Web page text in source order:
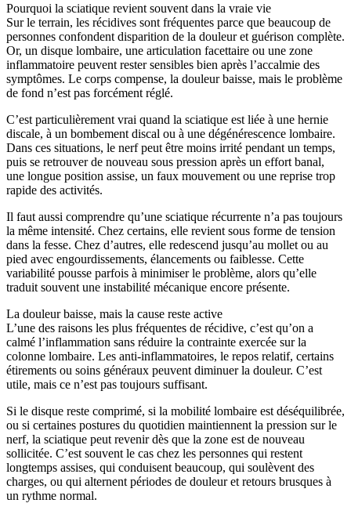
Pourquoi la sciatique revient souvent dans la vraie vie
Sur le terrain, les récidives sont fréquentes parce que beaucoup de
personnes confondent disparition de la douleur et guérison complète.
Or, un disque lombaire, une articulation facettaire ou une zone
inflammatoire peuvent rester sensibles bien après l’accalmie des
symptômes. Le corps compense, la douleur baisse, mais le problème
de fond n’est pas forcément réglé.
C’est particulièrement vrai quand la sciatique est liée à une hernie
discale, à un bombement discal ou à une dégénérescence lombaire.
Dans ces situations, le nerf peut être moins irrité pendant un temps,
puis se retrouver de nouveau sous pression après un effort banal,
une longue position assise, un faux mouvement ou une reprise trop
rapide des activités.
Il faut aussi comprendre qu’une sciatique récurrente n’a pas toujours
la même intensité. Chez certains, elle revient sous forme de tension
dans la fesse. Chez d’autres, elle redescend jusqu’au mollet ou au
pied avec engourdissements, élancements ou faiblesse. Cette
variabilité pousse parfois à minimiser le problème, alors qu’elle
traduit souvent une instabilité mécanique encore présente.
La douleur baisse, mais la cause reste active
L’une des raisons les plus fréquentes de récidive, c’est qu’on a
calmé l’inflammation sans réduire la contrainte exercée sur la
colonne lombaire. Les anti-inflammatoires, le repos relatif, certains
étirements ou soins généraux peuvent diminuer la douleur. C’est
utile, mais ce n’est pas toujours suffisant.
Si le disque reste comprimé, si la mobilité lombaire est déséquilibrée,
ou si certaines postures du quotidien maintiennent la pression sur le
nerf, la sciatique peut revenir dès que la zone est de nouveau
sollicitée. C’est souvent le cas chez les personnes qui restent
longtemps assises, qui conduisent beaucoup, qui soulèvent des
charges, ou qui alternent périodes de douleur et retours brusques à
un rythme normal.